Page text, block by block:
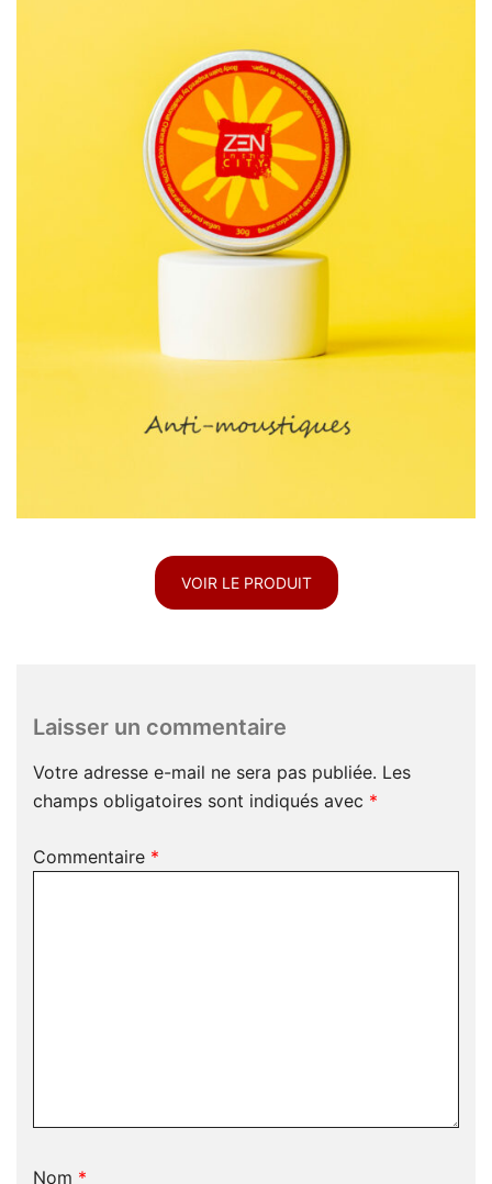
VOIR LE PRODUIT
Laisser un commentaire
Votre adresse e-mail ne sera pas publiée. Les
champs obligatoires sont indiqués avec *
Commentaire *
Nom *